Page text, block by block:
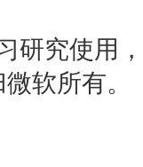
研究使用
软所有。